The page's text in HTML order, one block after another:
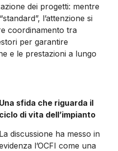
dei progetti: mentre
l’attenzione si
coordinamento tra
per garantire
e le prestazioni a lungo
Una sfida che riguarda il
ciclo di vita dell’impianto
La discussione ha messo in
l’OCFI come una